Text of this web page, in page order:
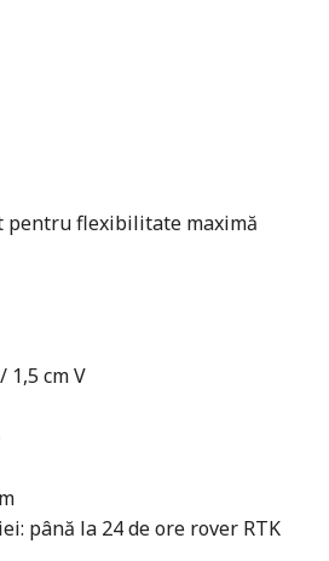
pentru flexibilitate maximă
1,5 cm V
până la 24 de ore rover RTK